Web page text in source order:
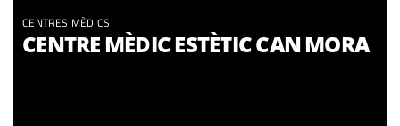
CENTRES MÈDICS
CENTRE MÈDIC ESTÈTIC CAN MORA